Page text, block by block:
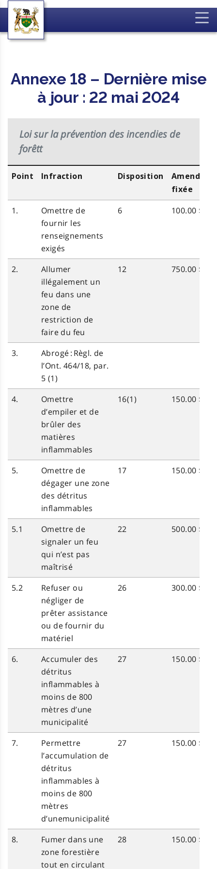
Annexe 18 – Dernière mise
à jour : 22 mai 2024
Loi sur la prévention des incendies de
forêtt
Point Infraction Disposition
Amende
fixée
1.
Omettre de
fournir les
renseignements
exigés
6 100.00 $
2.
Allumer
illégalement un
feu dans une
zone de
restriction de
faire du feu
12 750.00 $
3.
Abrogé : Règl. de
l’Ont. 464/18, par.
5 (1)
4.
Omettre
d’empiler et de
brûler des
matières
inflammables
16(1) 150.00 $
5.
Omettre de
dégager une zone
des détritus
inflammables
17 150.00 $
5.1
Omettre de
signaler un feu
qui n’est pas
maîtrisé
22 500.00 $
5.2
Refuser ou
négliger de
prêter assistance
ou de fournir du
matériel
26 300.00 $
6.
Accumuler des
détritus
inflammables à
moins de 800
mètres d’une
municipalité
27 150.00 $
7.
Permettre
l’accumulation de
détritus
inflammables à
moins de 800
mètres
d’unemunicipalité
27 150.00 $
8.
Fumer dans une
zone forestière
tout en circulant
28 150.00 $